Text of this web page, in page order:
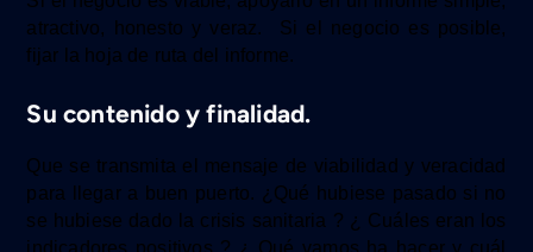
atractivo, honesto y veraz. Si el negocio es posible,
fijar la hoja de ruta del informe.
Su contenido y finalidad.
Que se transmita el mensaje de viabilidad y veracidad
para llegar a buen puerto. ¿Qué hubiese pasado si no
se hubiese dado la crisis sanitaria ? ¿ Cuáles eran los